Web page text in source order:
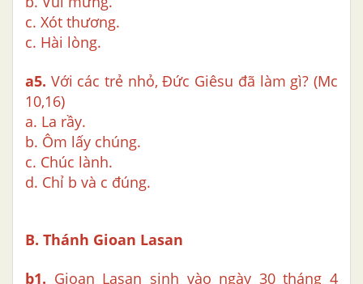
c. Xót thương.
c. Hài lòng.
a5. Với các trẻ nhỏ, Đức Giêsu đã làm gì? (Mc
10,16)
a. La rầy.
b. Ôm lấy chúng.
c. Chúc lành.
d. Chỉ b và c đúng.
B. Thánh Gioan Lasan
b1. Gioan Lasan sinh vào ngày 30 tháng 4